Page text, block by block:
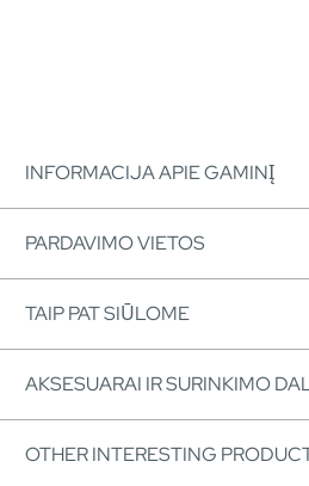
INFORMACIJA APIE GAMINĮ
PARDAVIMO VIETOS
TAIP PAT SIŪLOME
AKSESUARAI IR SURINKIMO
OTHER INTERESTING